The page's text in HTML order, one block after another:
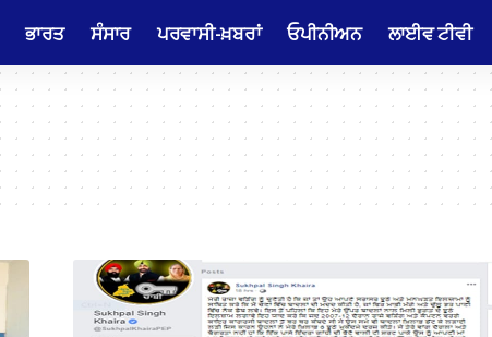
ਭਾਰਤ ਸੰਸਾਰ ਪਰਵਾਸੀ-ਖ਼ਬਰਾਂ ਓਪੀਨੀਅਨ ਲਾਈਵ ਟੀਵੀ